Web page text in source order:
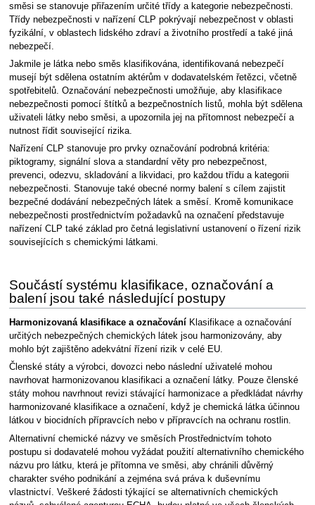
směsi se stanovuje přiřazením určité třídy a kategorie nebezpečnosti.
Třídy nebezpečnosti v nařízení CLP pokrývají nebezpečnost v oblasti
fyzikální, v oblastech lidského zdraví a životního prostředí a také jiná
nebezpečí.
Jakmile je látka nebo směs klasifikována, identifikovaná nebezpečí
musejí být sdělena ostatním aktérům v dodavatelském řetězci, včetně
spotřebitelů. Označování nebezpečnosti umožňuje, aby klasifikace
nebezpečnosti pomocí štítků a bezpečnostních listů, mohla být sdělena
uživateli látky nebo směsi, a upozornila jej na přítomnost nebezpečí a
nutnost řídit související rizika.
Nařízení CLP stanovuje pro prvky označování podrobná kritéria:
piktogramy, signální slova a standardní věty pro nebezpečnost,
prevenci, odezvu, skladování a likvidaci, pro každou třídu a kategorii
nebezpečnosti. Stanovuje také obecné normy balení s cílem zajistit
bezpečné dodávání nebezpečných látek a směsí. Kromě komunikace
nebezpečnosti prostřednictvím požadavků na označení představuje
nařízení CLP také základ pro četná legislativní ustanovení o řízení rizik
souvisejících s chemickými látkami.
Součástí systému klasifikace, označování a
balení jsou také následující postupy
Harmonizovaná klasifikace a označování Klasifikace a označování
určitých nebezpečných chemických látek jsou harmonizovány, aby
mohlo být zajištěno adekvátní řízení rizik v celé EU.
Členské státy a výrobci, dovozci nebo následní uživatelé mohou
navrhovat harmonizovanou klasifikaci a označení látky. Pouze členské
státy mohou navrhnout revizi stávající harmonizace a předkládat návrhy
harmonizované klasifikace a označení, když je chemická látka účinnou
látkou v biocidních přípravcích nebo v přípravcích na ochranu rostlin.
Alternativní chemické názvy ve směsích Prostřednictvím tohoto
postupu si dodavatelé mohou vyžádat použití alternativního chemického
názvu pro látku, která je přítomna ve směsi, aby chránili důvěrný
charakter svého podnikání a zejména svá práva k duševnímu
vlastnictví. Veškeré žádosti týkající se alternativních chemických